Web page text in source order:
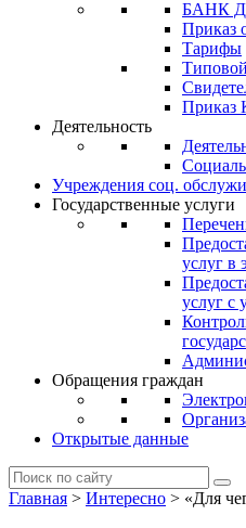
БАНК
Приказ
Тарифы
Приказ
Деятельность
Учреждения соц.
Государственные услуги
услуг в
услуг
Обращения граждан
Открытые данные
Главная > Интересно > «Для